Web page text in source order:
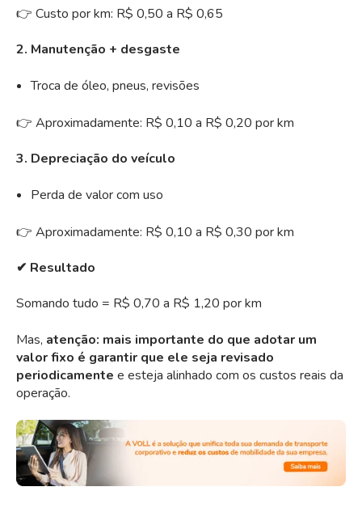
👉 Custo por km: R$ 0,50 a R$ 0,65
2. Manutenção + desgaste
Troca de óleo, pneus, revisões
👉 Aproximadamente: R$ 0,10 a R$ 0,20 por km
3. Depreciação do veículo
Perda de valor com uso
👉 Aproximadamente: R$ 0,10 a R$ 0,30 por km
✔ Resultado
Somando tudo = R$ 0,70 a R$ 1,20 por km
Mas, atenção: mais importante do que adotar um
valor fixo é garantir que ele seja revisado
periodicamente e esteja alinhado com os custos reais da
operação.